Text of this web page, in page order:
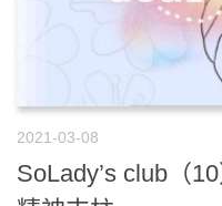
2021-03-08
SoLady’s club（